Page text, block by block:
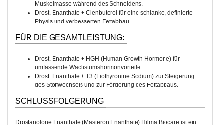
Muskelmasse während des Schneidens.
Drost. Enanthate + Clenbuterol für eine schlanke, definierte
Physis und verbesserten Fettabbau.
FÜR DIE GESAMTLEISTUNG:
Drost. Enanthate + HGH (Human Growth Hormone) für
umfassende Wachstumshormonvorteile.
Drost. Enanthate + T3 (Liothyronine Sodium) zur Steigerung
des Stoffwechsels und zur Förderung des Fettabbaus.
SCHLUSSFOLGERUNG
Drostanolone Enanthate (Masteron Enanthate) Hilma Biocare ist ein